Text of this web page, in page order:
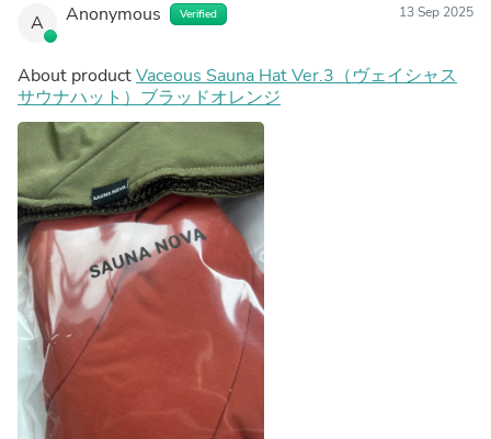
A Anonymous Verified 13 Sep 2025
About productVaceous Sauna Hat Ver.3（ヴェイシャス
サウナハット）ブラッドオレンジ